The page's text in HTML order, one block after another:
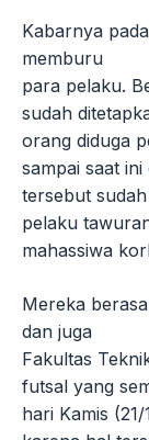
Kabarnya
memburu
para pelaku.
sudah
orang diduga
sampai saat
tersebut
pelaku
mahassiwa
Mereka
dan juga
Fakultas
futsal yang
hari Kamis